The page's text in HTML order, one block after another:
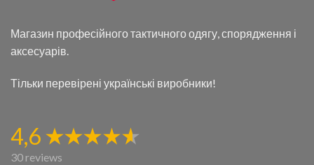
Магазин професійного тактичного одягу, спорядження і
аксесуарів.
Тільки перевірені українські виробники!
4,6
30 reviews